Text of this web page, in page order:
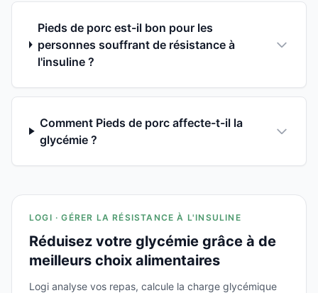
Pieds de porc est-il bon pour les
personnes souffrant de résistance à
l'insuline ?
Comment Pieds de porc affecte-t-il la
glycémie ?
LOGI · GÉRER LA RÉSISTANCE À L'INSULINE
Réduisez votre glycémie grâce à de
meilleurs choix alimentaires
Logi analyse vos repas, calcule la charge glycémique